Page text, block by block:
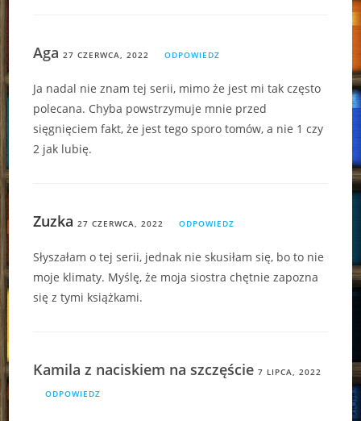
Aga27 CZERWCA, 2022 ODPOWIEDZ
Ja nadal nie znam tej serii, mimo że jest mi tak często
polecana. Chyba powstrzymuje mnie przed
sięgnięciem fakt, że jest tego sporo tomów, a nie 1 czy
2 jak lubię.
Zuzka 27 CZERWCA, 2022 ODPOWIEDZ
Słyszałam o tej serii, jednak nie skusiłam się, bo to nie
moje klimaty. Myślę, że moja siostra chętnie zapozna
się z tymi książkami.
Kamila z naciskiem na szczęście7 LIPCA, 2022
ODPOWIEDZ